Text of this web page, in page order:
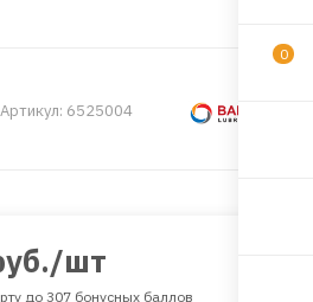
Артикул: 6525004
/шт
до 307 бонусных баллов
0